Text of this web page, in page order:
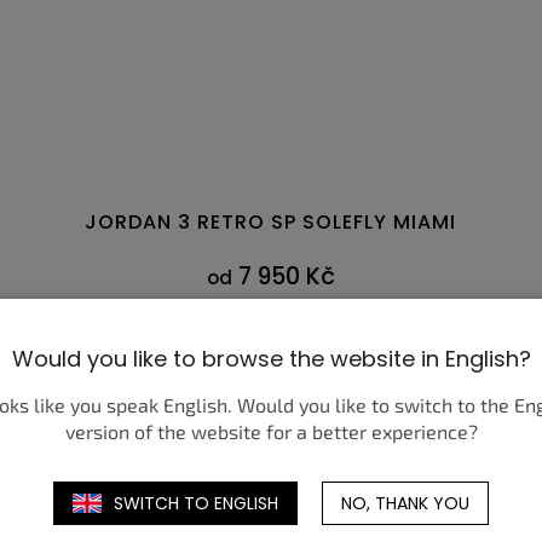
JORDAN 3 RETRO SP SOLEFLY MIAMI
od 7 950 Kč
Would you like to browse the website in English?
like you speak English. Would you like to switch to the
version of the website for a better experience?
SWITCH TO ENGLISH NO, THANK YOU